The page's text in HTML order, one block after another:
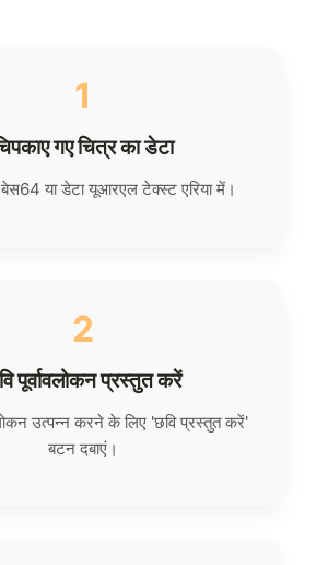
1
गए चित्र का डेटा
या डेटा यूआरएल टेक्स्ट एरिया में।
2
पूर्वावलोकन प्रस्तुत करें
उत्पन्न करने के लिए 'छवि प्रस्तुत करें'
बटन दबाएं।